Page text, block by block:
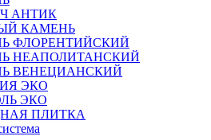
АНТИК
КАМЕНЬ
ФЛОРЕНТИЙСКИЙ
НЕАПОЛИТАНСКИЙ
ВЕНЕЦИАНСКИЙ
ЭКО
ЭКО
ПЛИТКА